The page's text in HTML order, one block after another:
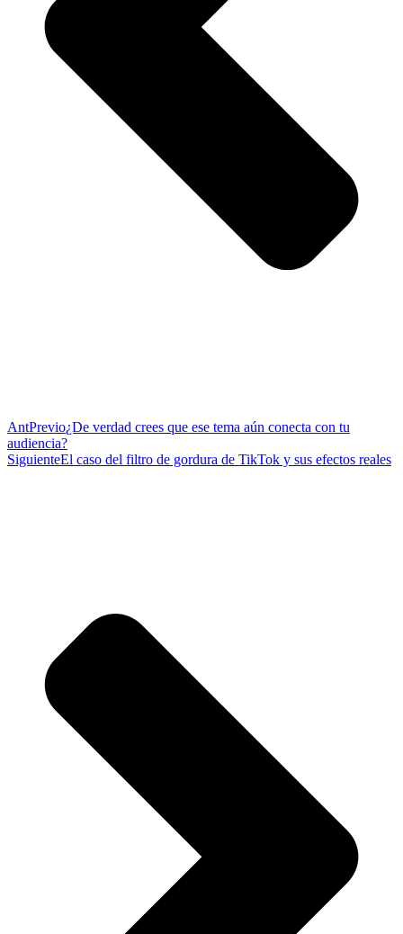
AntPrevio¿De verdad crees que ese tema aún conecta con tu
audiencia?
SiguienteEl caso del filtro de gordura de TikTok y sus efectos reales